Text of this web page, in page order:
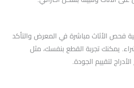
فحص الأثاث مباشرة في المعرض والتأكد
يمكنك تجربة القطع بنفسك، مثل
لتقييم الجودة.